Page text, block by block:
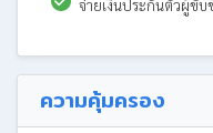
จ่ายเงินประกันตัวผู้ขั
ความคุ้มครอง